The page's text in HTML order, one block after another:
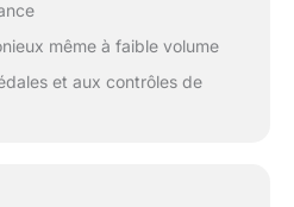
même à faible volume
et aux contrôles de